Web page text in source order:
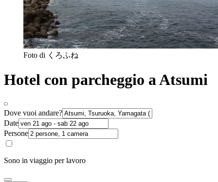
Foto di くろふね
Hotel con parcheggio a Atsumi
Dove vuoi andare?
Date
Persone
Sono in viaggio per lavoro